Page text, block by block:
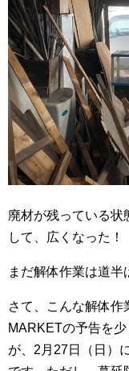
廃材が残っている状
して、広くなった！
まだ解体作業は道半
さて、こんな解体作
MARKETの予告を
が、2月27日（日）